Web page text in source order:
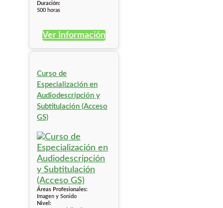
Duración:
500 horas
Ver Información
Curso de
Especialización en
Audiodescripción y
Subtitulación (Acceso
GS)
Áreas Profesionales:
Imagen y Sonido
Nivel: